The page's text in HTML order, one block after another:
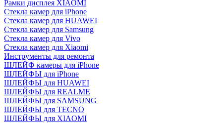
Рамки дисплея XIAOMI
Стекла камер для iPhone
Стекла камер для HUAWEI
Стекла камер для Samsung
Стекла камер для Vivo
Стекла камер для Xiaomi
Инструменты для ремонта
ШЛЕЙФ камеры для iPhone
ШЛЕЙФЫ для iPhone
ШЛЕЙФЫ для HUAWEI
ШЛЕЙФЫ для REALME
ШЛЕЙФЫ для SAMSUNG
ШЛЕЙФЫ для TECNO
ШЛЕЙФЫ для XIAOMI